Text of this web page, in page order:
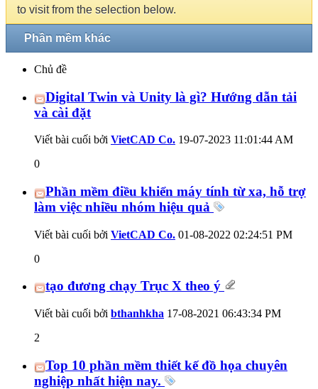
to visit from the selection below.
Phần mềm khác
Chủ đề
Digital Twin và Unity là gì? Hướng dẫn tải
và cài đặt
Viết bài cuối bởi VietCAD Co. 19-07-2023 11:01:44 AM
0
Phần mềm điều khiển máy tính từ xa, hỗ trợ
làm việc nhiều nhóm hiệu quả
Viết bài cuối bởi VietCAD Co. 01-08-2022 02:24:51 PM
0
tạo đương chạy Trục X theo ý
Viết bài cuối bởi bthanhkha 17-08-2021 06:43:34 PM
2
Top 10 phần mềm thiết kế đồ họa chuyên
nghiệp nhất hiện nay.